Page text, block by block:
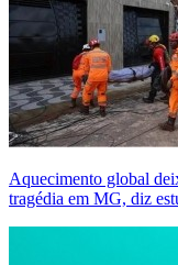
Aquecimento global
tragédia em MG, diz